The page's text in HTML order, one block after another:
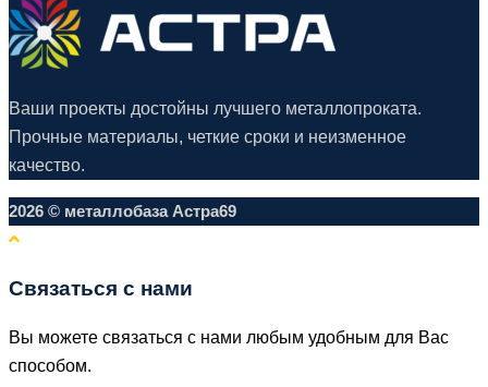
Ваши проекты достойны лучшего металлопроката.
Прочные материалы, четкие сроки и неизменное
качество.
2026 © металлобаза Астра69
Связаться с нами
Вы можете связаться с нами любым удобным для Вас
способом.